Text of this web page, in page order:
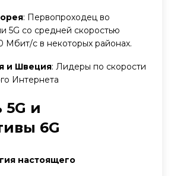
: Первопроходец во
5G со средней скоростью
Мбит/с в некоторых районах.
и Швеция: Лидеры по скорости
Интернета
5G и
6G
настоящего